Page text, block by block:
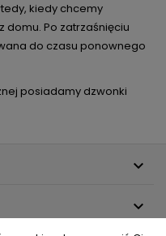
kiedy chcemy
domu. Po zatrzaśnięciu
do czasu ponownego
posiadamy dzwonki

